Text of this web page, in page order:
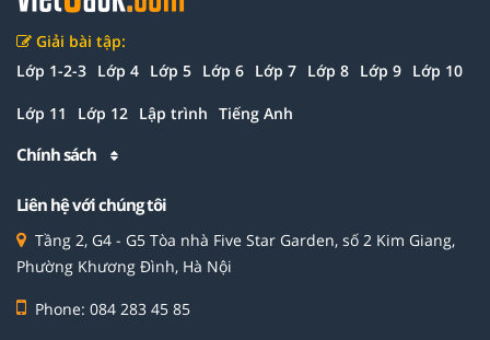
Giải bài tập:
Lớp 1-2-3 Lớp 4 Lớp 5 Lớp 6 Lớp 7 Lớp 8 Lớp 9 Lớp 10
Lớp 11 Lớp 12 Lập trình Tiếng Anh
Chính sách
Liên hệ với chúng tôi
Tầng 2, G4 - G5 Tòa nhà Five Star Garden, số 2 Kim Giang,
Phường Khương Đình, Hà Nội
Phone: 084 283 45 85